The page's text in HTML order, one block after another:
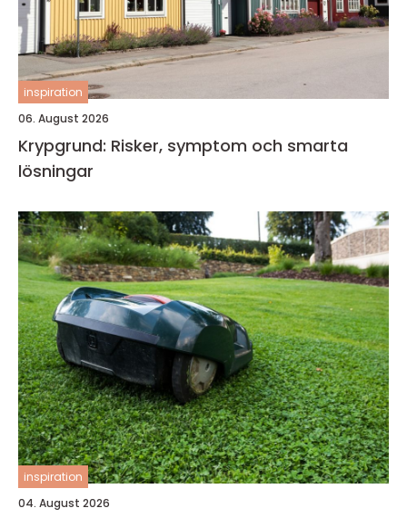
inspiration
06. August 2026
Krypgrund: Risker, symptom och smarta
lösningar
inspiration
04. August 2026